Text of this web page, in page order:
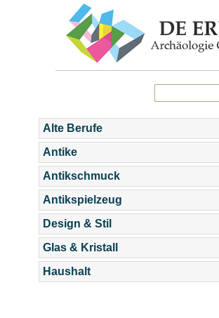
Alte Berufe
Antike
Antikschmuck
Antikspielzeug
Design & Stil
Glas & Kristall
Haushalt